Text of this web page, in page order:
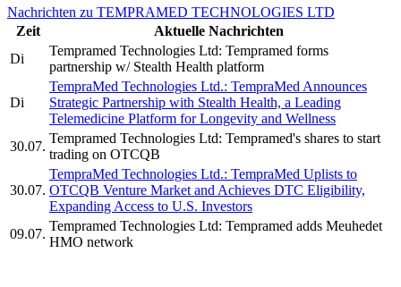
Nachrichten zu TEMPRAMED TECHNOLOGIES LTD
Zeit
Aktuelle Nachrichten
Di
Tempramed Technologies Ltd: Tempramed forms
partnership w/ Stealth Health platform
Di
TempraMed Technologies Ltd.: TempraMed Announces
Strategic Partnership with Stealth Health, a Leading
Telemedicine Platform for Longevity and Wellness
30.07.
Tempramed Technologies Ltd: Tempramed's shares to start
trading on OTCQB
30.07.
TempraMed Technologies Ltd.: TempraMed Uplists to
OTCQB Venture Market and Achieves DTC Eligibility,
Expanding Access to U.S. Investors
09.07.
Tempramed Technologies Ltd: Tempramed adds Meuhedet
HMO network